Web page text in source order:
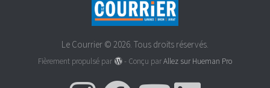
Le Courrier © 2026. Tous droits réservés.
Fièrement propulsé par - Conçu parAllez sur Hueman Pro